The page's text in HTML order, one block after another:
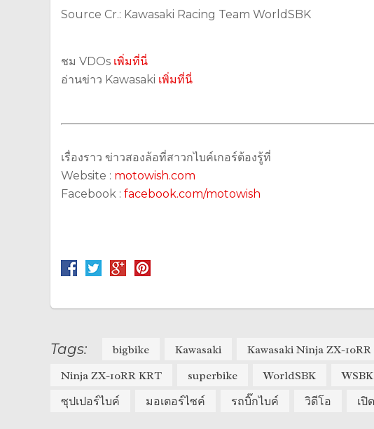
Source Cr.: Kawasaki Racing Team WorldSBK
ชม VDOs เพิ่มที่นี่
อ่านข่าว Kawasaki เพิ่มที่นี่
เรื่องราว ข่าวสองล้อที่สาวกไบค์เกอร์ต้องรู้ที่
Website : motowish.com
Facebook : facebook.com/motowish
Tags: bigbike Kawasaki Kawasaki Ninja ZX-10RR
Ninja ZX-10RR KRT
superbike WorldSBK WSBK
ซุปเปอร์ไบค์
มอเตอร์ไซค์ รถบิ๊กไบค์ วิดีโอ เปิ